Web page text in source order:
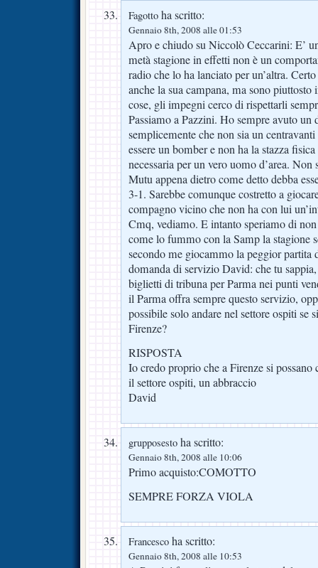
Fagotto ha scritto:
Gennaio 8th, 2008 alle 01:53
Apro e chiudo su Niccolò Ceccarini: E’
metà stagione in effetti non è un
radio che lo ha lanciato per un’altra.
anche la sua campana, ma sono piuttosto
cose, gli impegni cerco di rispettarli
Passiamo a Pazzini. Ho sempre avuto un
semplicemente che non sia un
essere un bomber e non ha la stazza
necessaria per un vero uomo d’area. Non
Mutu appena dietro come detto debba
3-1. Sarebbe comunque costretto a
compagno vicino che non ha con lui
Cmq, vediamo. E intanto speriamo di
come lo fummo con la Samp la stagione
secondo me giocammo la peggior partita
domanda di servizio David: che tu
biglietti di tribuna per Parma nei punti
il Parma offra sempre questo servizio,
possibile solo andare nel settore ospiti se
Firenze?
RISPOSTA
Io credo proprio che a Firenze si
il settore ospiti, un abbraccio
David
grupposesto ha scritto:
Gennaio 8th, 2008 alle 10:06
Primo acquisto:COMOTTO
SEMPRE FORZA VIOLA
Francesco ha scritto:
Gennaio 8th, 2008 alle 10:53